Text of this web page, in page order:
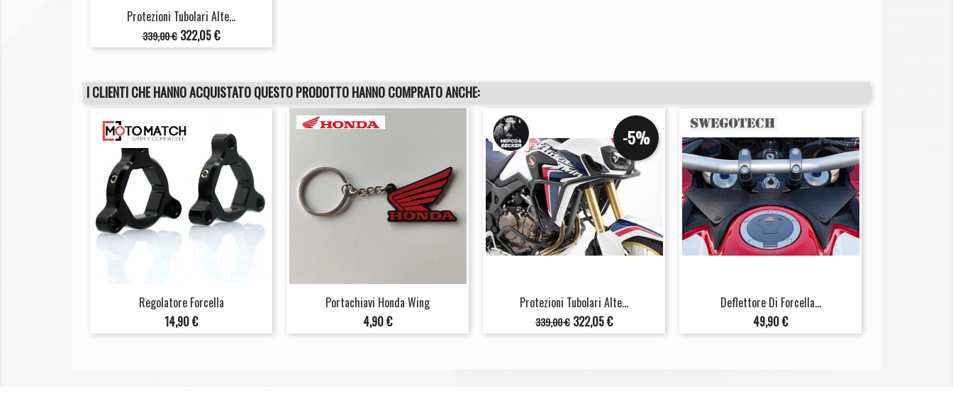
Protezioni Tubolari Alte...
Prezzo
base
339,00 € Prezzo
322,05 €
I CLIENTI CHE HANNO ACQUISTATO QUESTO PRODOTTO HANNO COMPRATO ANCHE:
Regolatore Forcella
Prezzo
14,90 €
Portachiavi Honda Wing
Prezzo
4,90 €
Protezioni Tubolari Alte...
Prezzo
base
339,00 €
-5%
Prezzo
322,05 €
Deflettore Di Forcella...
Prezzo
49,90 €